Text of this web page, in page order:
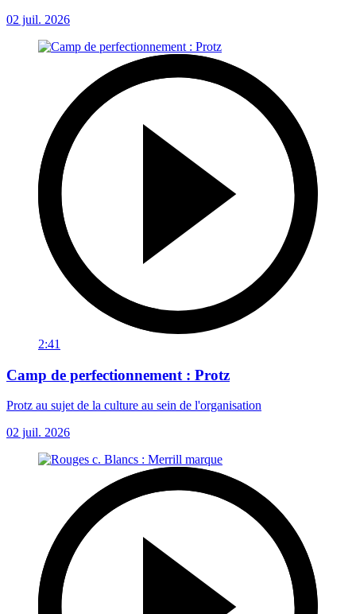
02 juil. 2026
2:41
Camp de perfectionnement : Protz
Protz au sujet de la culture au sein de l'organisation
02 juil. 2026